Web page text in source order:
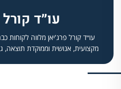
עו״ד
מקצועית, אנושית וממוקדת תוצאה,